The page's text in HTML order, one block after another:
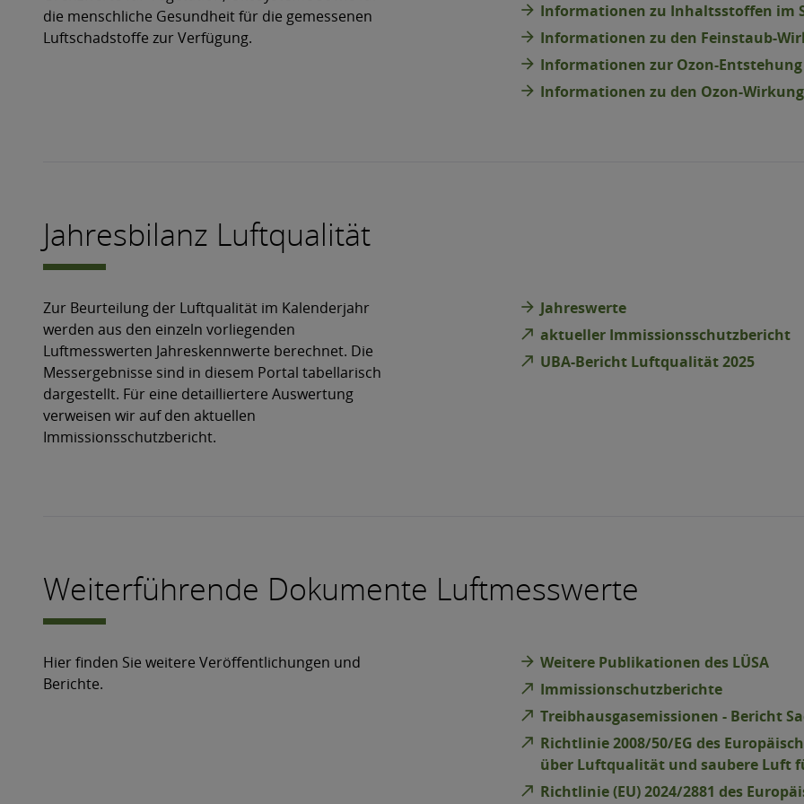
die menschliche Gesundheit für die gemessenen
Luftschadstoffe zur Verfügung.
arrow_forward Informationen zu Inhaltsstoffen im
arrow_forward Informationen zu den Feinstaub-
arrow_forward Informationen zur Ozon-Entstehung
arrow_forward Informationen zu den Ozon-
Jahresbilanz Luftqualität
Zur Beurteilung der Luftqualität im Kalenderjahr
werden aus den einzeln vorliegenden
Luftmesswerten Jahreskennwerte berechnet. Die
Messergebnisse sind in diesem Portal tabellarisch
dargestellt. Für eine detailliertere Auswertung
verweisen wir auf den aktuellen
Immissionsschutzbericht.
arrow_forward Jahreswerte
north_east aktueller Immissionsschutzbericht
north_east UBA-Bericht Luftqualität 2025
Weiterführende Dokumente Luftmesswerte
Hier finden Sie weitere Veröffentlichungen und
Berichte.
arrow_forward Weitere Publikationen des LÜSA
north_east Immissionschutzberichte
north_east Treibhausgasemissionen - Bericht
north_east Richtlinie 2008/50/EG des
über Luftqualität und saubere Luft
north_east Richtlinie (EU) 2024/2881 des